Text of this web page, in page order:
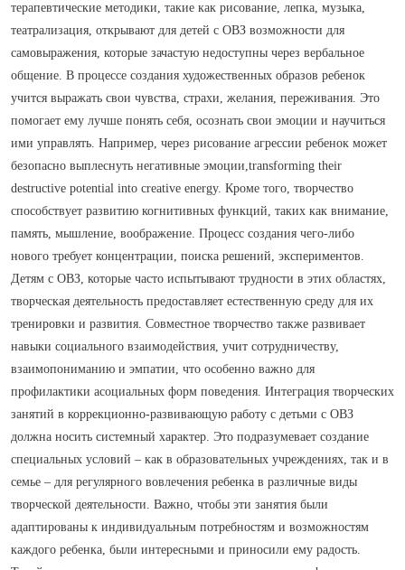
терапевтические методики, такие как рисование, лепка, музыка,
театрализация, открывают для детей с ОВЗ возможности для
самовыражения, которые зачастую недоступны через вербальное
общение. В процессе создания художественных образов ребенок
учится выражать свои чувства, страхи, желания, переживания. Это
помогает ему лучше понять себя, осознать свои эмоции и научиться
ими управлять. Например, через рисование агрессии ребенок может
безопасно выплеснуть негативные эмоции,transforming their
destructive potential into creative energy. Кроме того, творчество
способствует развитию когнитивных функций, таких как внимание,
память, мышление, воображение. Процесс создания чего-либо
нового требует концентрации, поиска решений, экспериментов.
Детям с ОВЗ, которые часто испытывают трудности в этих областях,
творческая деятельность предоставляет естественную среду для их
тренировки и развития. Совместное творчество также развивает
навыки социального взаимодействия, учит сотрудничеству,
взаимопониманию и эмпатии, что особенно важно для
профилактики асоциальных форм поведения. Интеграция творческих
занятий в коррекционно-развивающую работу с детьми с ОВЗ
должна носить системный характер. Это подразумевает создание
специальных условий – как в образовательных учреждениях, так и в
семье – для регулярного вовлечения ребенка в различные виды
творческой деятельности. Важно, чтобы эти занятия были
адаптированы к индивидуальным потребностям и возможностям
каждого ребенка, были интересными и приносили ему радость.